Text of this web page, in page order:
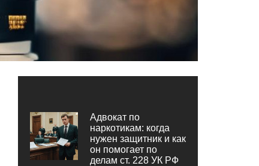
Адвокат по
наркотикам: когда
нужен защитник и как
он помогает по
делам ст. 228 УК РФ